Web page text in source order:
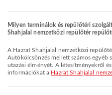
Milyen terminálok és repülőtéri
Shahjalal nemzetközi repülőtér
A Hazrat Shahjalal nemzetközi repülőtér Dohányzó terület, Taxi,
Autókölcsönzés mellett számos egyéb
utazási élményét. A létesítményekről
információkat a Hazrat Shahjalal